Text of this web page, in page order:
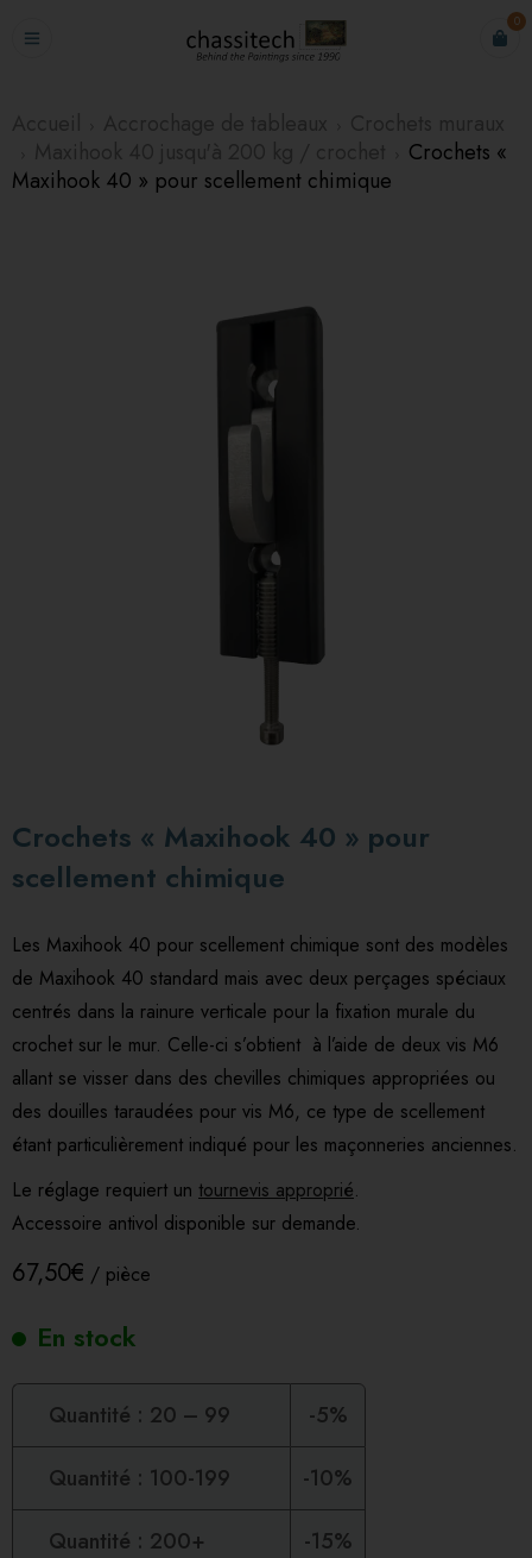
0
Crochets «
Maxihook 40 » pour scellement chimique
Crochets « Maxihook 40 » pour
scellement chimique
Les Maxihook 40 pour scellement chimique sont des modèles
de Maxihook 40 standard mais avec deux perçages spéciaux
centrés dans la rainure verticale pour la fixation murale du
crochet sur le mur. Celle-ci s’obtient à l’aide de deux vis M6
allant se visser dans des chevilles chimiques appropriées ou
des douilles taraudées pour vis M6, ce type de scellement
étant particulièrement indiqué pour les maçonneries anciennes.
Le réglage requiert un tournevis approprié.
Accessoire antivol disponible sur demande.
67,50€ / pièce
En stock
Quantité : 20 – 99 5%
Quantité : 100-199 10%
Quantité : 200+ 15%